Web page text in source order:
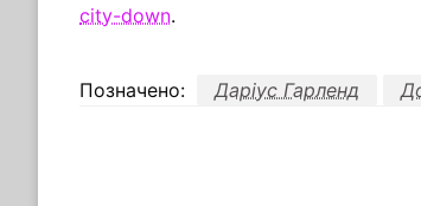
city-down.
Позначено: Даріус Гарленд